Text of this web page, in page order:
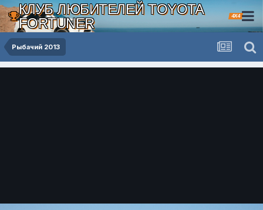
КЛУБ ЛЮБИТЕЛЕЙ TOYOTA
FORTUNER
4X4
Рыбачий 2013